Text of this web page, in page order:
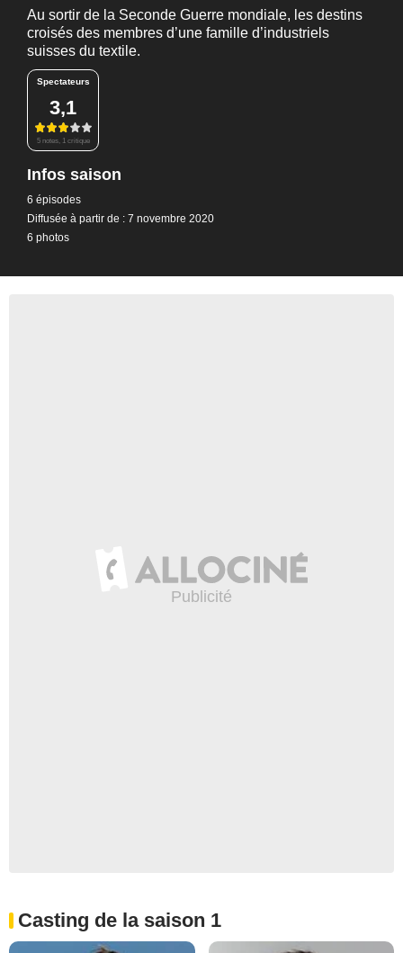
Au sortir de la Seconde Guerre mondiale, les destins
croisés des membres d’une famille d’industriels
suisses du textile.
Spectateurs
3,1
5 notes, 1 critique
Infos saison
6 épisodes
Diffusée à partir de : 7 novembre 2020
6 photos
Casting de la saison 1